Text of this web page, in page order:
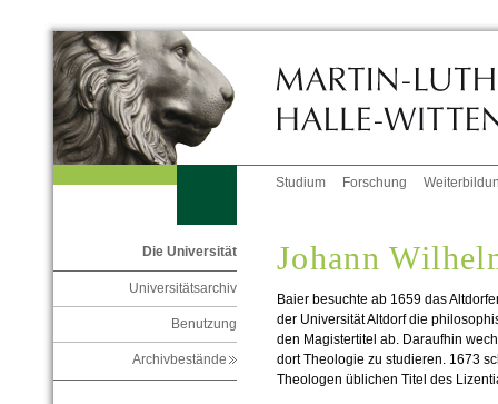
Studium Forschung
Die Universität
Universitätsarchiv
Benutzung
Archivbestände
Johann
Baier besuchte ab 1659 das
der Universität Altdorf die
den Magistertitel ab. Daraufhin
dort Theologie zu studieren. 1673
Theologen üblichen Titel des